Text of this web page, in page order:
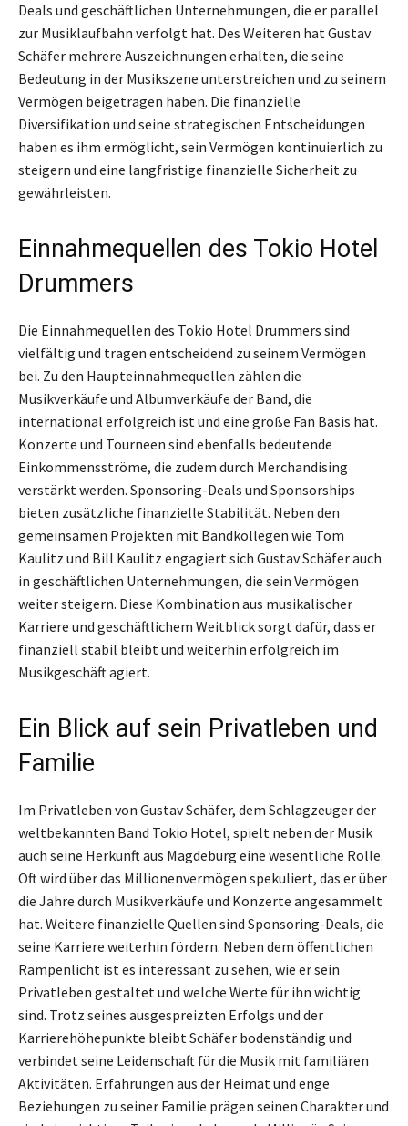
Deals und geschäftlichen Unternehmungen, die er parallel
zur Musiklaufbahn verfolgt hat. Des Weiteren hat Gustav
Schäfer mehrere Auszeichnungen erhalten, die seine
Bedeutung in der Musikszene unterstreichen und zu seinem
Vermögen beigetragen haben. Die finanzielle
Diversifikation und seine strategischen Entscheidungen
haben es ihm ermöglicht, sein Vermögen kontinuierlich zu
steigern und eine langfristige finanzielle Sicherheit zu
gewährleisten.
Einnahmequellen des Tokio Hotel
Drummers
Die Einnahmequellen des Tokio Hotel Drummers sind
vielfältig und tragen entscheidend zu seinem Vermögen
bei. Zu den Haupteinnahmequellen zählen die
Musikverkäufe und Albumverkäufe der Band, die
international erfolgreich ist und eine große Fan Basis hat.
Konzerte und Tourneen sind ebenfalls bedeutende
Einkommensströme, die zudem durch Merchandising
verstärkt werden. Sponsoring-Deals und Sponsorships
bieten zusätzliche finanzielle Stabilität. Neben den
gemeinsamen Projekten mit Bandkollegen wie Tom
Kaulitz und Bill Kaulitz engagiert sich Gustav Schäfer auch
in geschäftlichen Unternehmungen, die sein Vermögen
weiter steigern. Diese Kombination aus musikalischer
Karriere und geschäftlichem Weitblick sorgt dafür, dass er
finanziell stabil bleibt und weiterhin erfolgreich im
Musikgeschäft agiert.
Ein Blick auf sein Privatleben und
Familie
Im Privatleben von Gustav Schäfer, dem Schlagzeuger der
weltbekannten Band Tokio Hotel, spielt neben der Musik
auch seine Herkunft aus Magdeburg eine wesentliche Rolle.
Oft wird über das Millionenvermögen spekuliert, das er über
die Jahre durch Musikverkäufe und Konzerte angesammelt
hat. Weitere finanzielle Quellen sind Sponsoring-Deals, die
seine Karriere weiterhin fördern. Neben dem öffentlichen
Rampenlicht ist es interessant zu sehen, wie er sein
Privatleben gestaltet und welche Werte für ihn wichtig
sind. Trotz seines ausgespreizten Erfolgs und der
Karrierehöhepunkte bleibt Schäfer bodenständig und
verbindet seine Leidenschaft für die Musik mit familiären
Aktivitäten. Erfahrungen aus der Heimat und enge
Beziehungen zu seiner Familie prägen seinen Charakter und